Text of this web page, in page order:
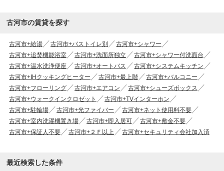
古河市の賃貸を探す
古河市+給湯 古河市+バストイレ別
古河市+シャワー
古河市+追焚機能浴室
古河市+洗面所独立
古河市+シャワー付洗面台
古河市+温水洗浄便座
古河市+オートバス
古河市+システムキッチン
古河市+IHクッキングヒーター
古河市+最上階
古河市+バルコニー
古河市+フローリング
古河市+エアコン
古河市+シューズボックス
古河市+ウォークインクロゼット
古河市+TVインターホン
古河市+駐輪場
古河市+光ファイバー
古河市+ネット使用料不要
古河市+室内洗濯機置き場
古河市+即入居可
古河市+敷金不要
古河市+保証人不要
古河市+２Ｆ以上 古河市+セキュリティ会社加入済
最近検索した条件